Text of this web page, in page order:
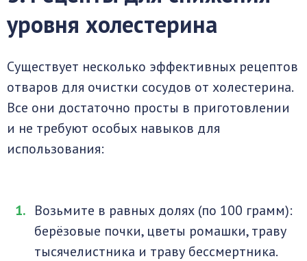
уровня холестерина
Существует несколько эффективных рецептов
отваров для очистки сосудов от холестерина.
Все они достаточно просты в приготовлении
и не требуют особых навыков для
использования:
Возьмите в равных долях (по 100 грамм):
берёзовые почки, цветы ромашки, траву
тысячелистника и траву бессмертника.